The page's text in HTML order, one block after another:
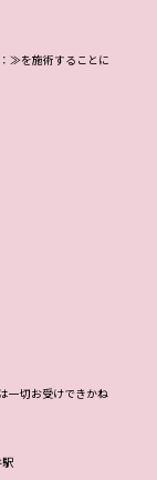
≫を施術することに
一切お受けできかね
駅